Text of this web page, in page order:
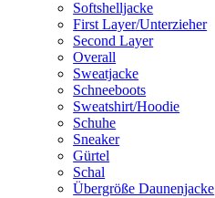
Softshelljacke
First Layer/Unterzieher
Second Layer
Overall
Sweatjacke
Schneeboots
Sweatshirt/Hoodie
Schuhe
Sneaker
Gürtel
Schal
Übergröße Daunenjacke